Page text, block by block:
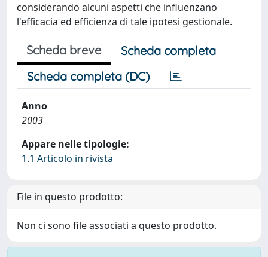
considerando alcuni aspetti che influenzano
l'efficacia ed efficienza di tale ipotesi gestionale.
Scheda breve
Scheda completa
Scheda completa (DC)
Anno
2003
Appare nelle tipologie:
1.1 Articolo in rivista
File in questo prodotto:
Non ci sono file associati a questo prodotto.